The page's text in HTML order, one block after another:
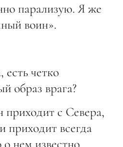
парализую. Я же
воин».
есть четко
образ врага?
с Севера,
приходит всегда
нем известно.